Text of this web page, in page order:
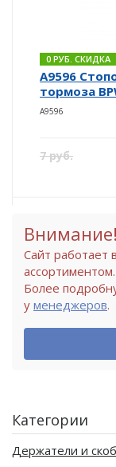
0 РУБ. СКИДКА
A9596
тормоза
A9596
7 руб.
Внимание!
Сайт работает
ассортиментом.
Более
у менеджеров.
Категории
Держатели и